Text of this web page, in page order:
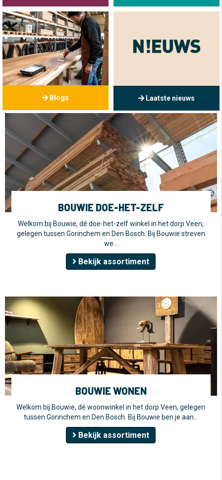
Blogs Laatste nieuws
BOUWIE DOE-HET-ZELF
Welkom bij Bouwie, dé doe-het-zelf winkel in het dorp Veen,
gelegen tussen Gorinchem en Den Bosch. Bij Bouwie streven
we…
Bekijk assortiment
BOUWIE WONEN
Welkom bij Bouwie, dé woonwinkel in het dorp Veen, gelegen
tussen Gorinchem en Den Bosch. Bij Bouwie ben je aan…
Bekijk assortiment